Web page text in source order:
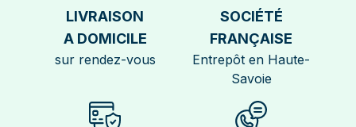
LIVRAISON
A DOMICILE
sur rendez-vous
SOCIÉTÉ
FRANÇAISE
Entrepôt en Haute-
Savoie